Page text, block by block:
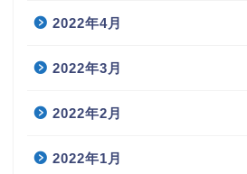
2022年4月
2022年3月
2022年2月
2022年1月